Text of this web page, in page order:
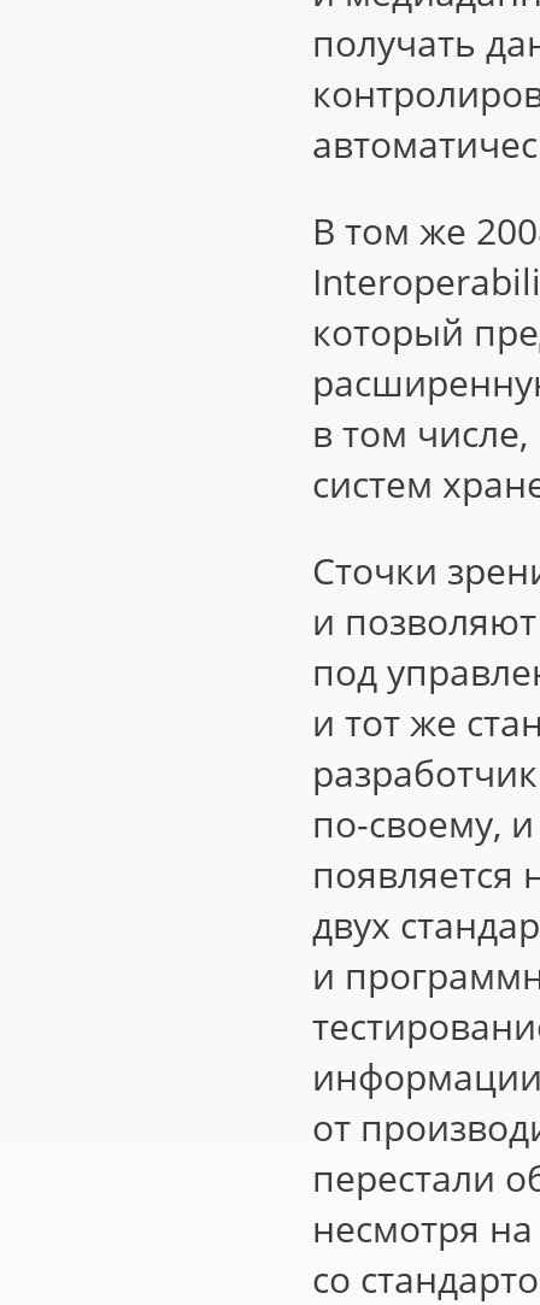
получать
В том же
который
в том
систем
Сточки
и
под
и тот же
по-своему,
появляется
двух
и
информации
от
перестали
несмотря
со